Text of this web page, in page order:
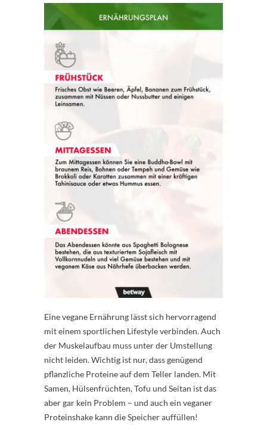
Eine vegane Ernährung lässt sich hervorragend
mit einem sportlichen Lifestyle verbinden. Auch
der Muskelaufbau muss unter der Umstellung
nicht leiden. Wichtig ist nur, dass genügend
pflanzliche Proteine auf dem Teller landen. Mit
Samen, Hülsenfrüchten, Tofu und Seitan ist das
aber gar kein Problem – und auch ein veganer
Proteinshake kann die Speicher auffüllen!